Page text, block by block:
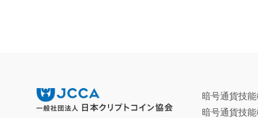
暗号通貨技能
暗号通貨技能